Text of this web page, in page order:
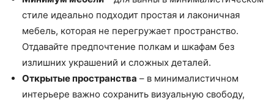
стиле идеально подходит простая и лаконичная
мебель, которая не перегружает пространство.
Отдавайте предпочтение полкам и шкафам без
излишних украшений и сложных деталей.
Открытые пространства – в минималистичном
интерьере важно сохранить визуальную свободу,